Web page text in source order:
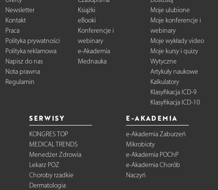
Newsletter
Kontakt
Praca
Polityka prywatności
Polityka reklamowa
Napisz do nas
Nota prawna
Regulamin
Książki
eBooki
Konferencje i
webinary
e-Akademia
Mednauka
Moje ulubione
Moje konferencje i
webinary
Moje wykłady video
Moje kursy i quizy
Wytyczne
Artykuły naukowe
Kalkulatory
Klasyfikacja ICD-9
Klasyfikacja ICD-10
SERWISY
KONGRES TOP
MEDICAL TRENDS
Menedżer Zdrowia
Lekarz POZ
Choroby rzadkie
Dermatologia
E-AKADEMIA
e-Akademia Zaburzeń
Mikrobioty
e-Akademia POChP
e-Akademia Chorób
Naczyń